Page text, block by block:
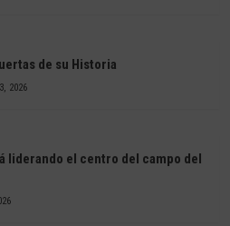
de su Historia
2026
liderando el centro del campo del